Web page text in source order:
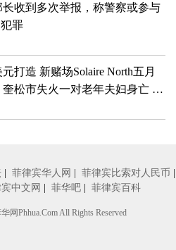
长收到多次举报，称警察或参与
罪
打造 新赌场Solaire North五月
奎松市失火一对老年夫妇身亡 保
菲律宾华人网 菲律宾比索对人民币
中文网 菲华吧 菲律宾百科
网Phhua.Com All Rights Reserved